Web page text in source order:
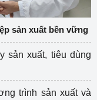
sản xuất bền vững
sản xuất, tiêu dùng
trình sản xuất và